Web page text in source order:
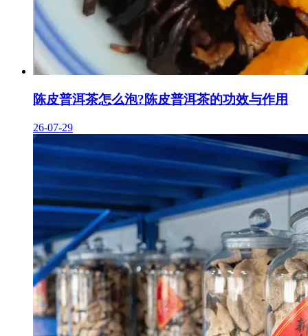
陈皮普洱茶怎么泡?陈皮普洱茶的功效与作用
26-07-29